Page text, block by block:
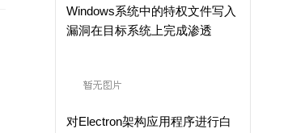
Windows系统中的特权文件写入
漏洞在目标系统上完成渗透
对Electron架构应用程序进行白